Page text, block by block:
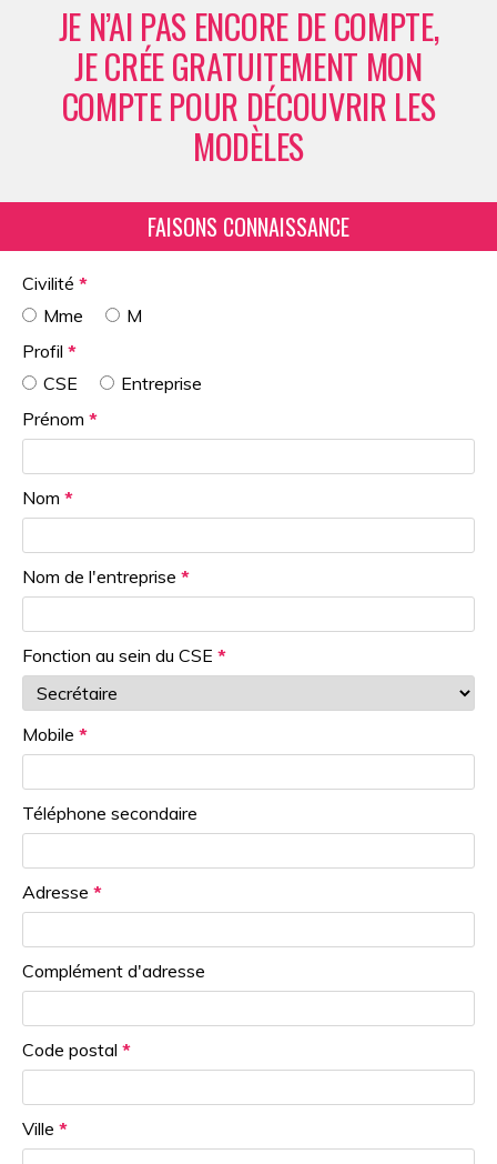
JE N’AI PAS ENCORE DE COMPTE,
JE CRÉE GRATUITEMENT MON
COMPTE POUR DÉCOUVRIR LES
MODÈLES
Civilité *
Mme
M
Profil *
CSE
Entreprise
Prénom *
Nom *
Nom de l'entreprise *
Fonction au sein du CSE *
Mobile *
Téléphone secondaire
Adresse *
Complément d'adresse
Code postal *
Ville *